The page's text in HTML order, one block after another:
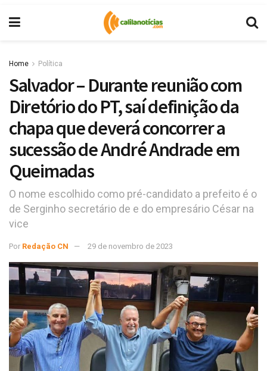
Home Política
Salvador – Durante reunião com
Diretório do PT, saí definição da
chapa que deverá concorrer a
sucessão de André Andrade em
Queimadas
O nome escolhido como pré-candidato a prefeito é o
de Serginho secretário de e do empresário César na
vice
Por Redação CN 29 de novembro de 2023